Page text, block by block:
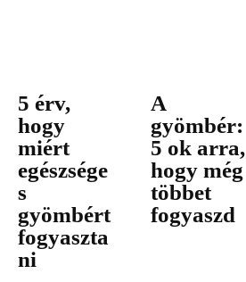
5 érv,
hogy
miért
egészsége
s
gyömbért
fogyaszta
ni
A
gyömbér:
5 ok arra,
hogy még
többet
fogyaszd